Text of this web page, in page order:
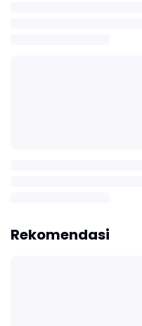
Rekomendasi